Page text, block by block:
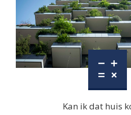
Kan ik dat huis